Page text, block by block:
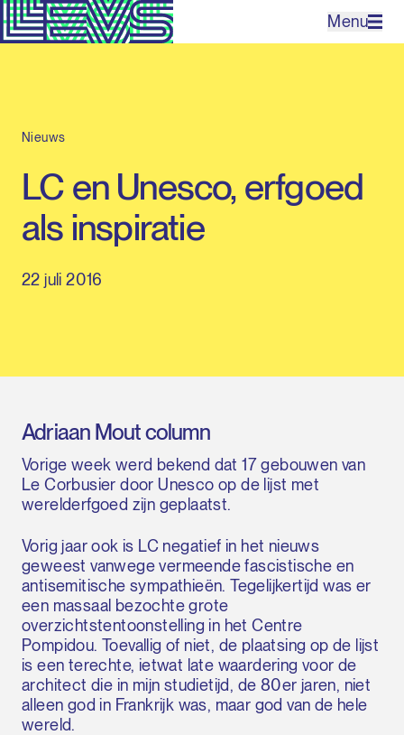
Menu
Expertises
Contact
Nieuws
LC en Unesco, erfgoed
als inspiratie
22 juli 2016
Adriaan Mout column
Vorige week werd bekend dat 17 gebouwen van
Le Corbusier door Unesco op de lijst met
werelderfgoed zijn geplaatst.
Vorig jaar ook is LC negatief in het nieuws
geweest vanwege vermeende fascistische en
antisemitische sympathieën. Tegelijkertijd was er
een massaal bezochte grote
overzichtstentoonstelling in het Centre
Pompidou. Toevallig of niet, de plaatsing op de lijst
is een terechte, ietwat late waardering voor de
architect die in mijn studietijd, de 80er jaren, niet
alleen god in Frankrijk was, maar god van de hele
wereld.